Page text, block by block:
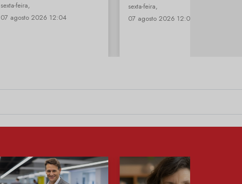
sexta-feira,
07 agosto 2026 12:04
sexta-feira,
07 agosto 2026 12:02